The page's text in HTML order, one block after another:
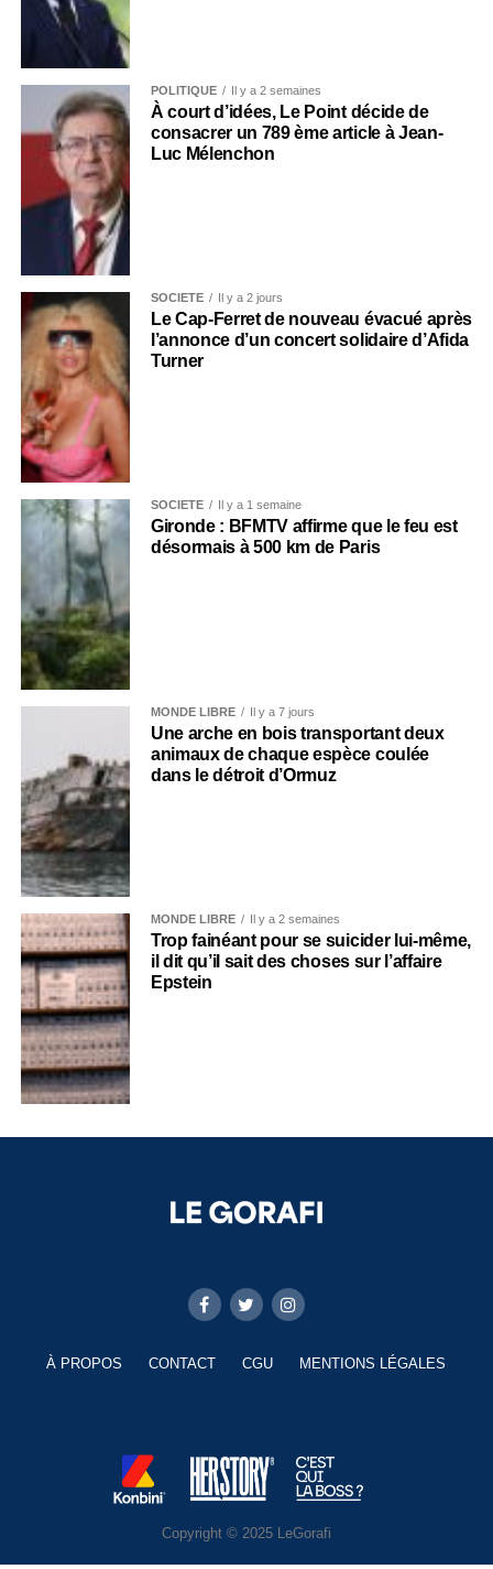
POLITIQUE Il y a 2 semaines
À court d’idées, Le Point décide de
consacrer un 789 ème article à Jean-
Luc Mélenchon
SOCIÉTÉ Il y a 2 jours
Le Cap-Ferret de nouveau évacué après
l’annonce d’un concert solidaire d’Afida
Turner
SOCIÉTÉ Il y a 1 semaine
Gironde : BFMTV affirme que le feu est
désormais à 500 km de Paris
MONDE LIBRE Il y a 7 jours
Une arche en bois transportant deux
animaux de chaque espèce coulée
dans le détroit d’Ormuz
MONDE LIBRE Il y a 2 semaines
Trop fainéant pour se suicider lui-même,
il dit qu’il sait des choses sur l’affaire
Epstein
À PROPOS CONTACT CGU MENTIONS LÉGALES
Copyright © 2025 LeGorafi